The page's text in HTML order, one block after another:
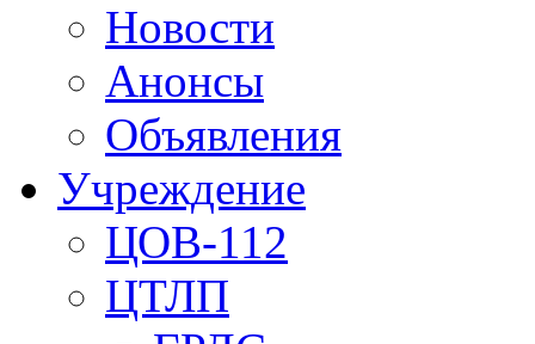
Новости
Анонсы
Объявления
Учреждение
ЦОВ-112
ЦТЛП